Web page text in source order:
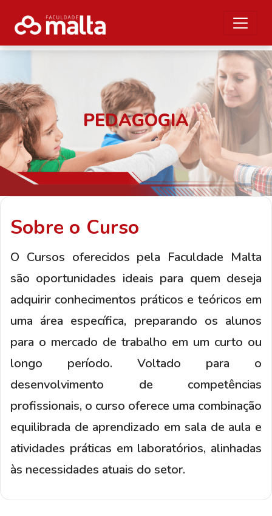
PEDAGOGIA
Sobre o Curso
O Cursos oferecidos pela Faculdade Malta
são oportunidades ideais para quem deseja
adquirir conhecimentos práticos e teóricos em
uma área específica, preparando os alunos
para o mercado de trabalho em um curto ou
longo período. Voltado para o
desenvolvimento de competências
profissionais, o curso oferece uma combinação
equilibrada de aprendizado em sala de aula e
atividades práticas em laboratórios, alinhadas
às necessidades atuais do setor.